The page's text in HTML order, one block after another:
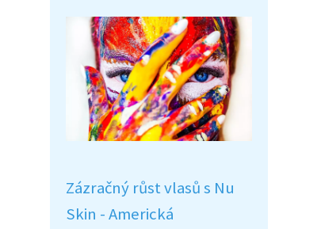
Zázračný růst vlasů s Nu
Skin - Americká